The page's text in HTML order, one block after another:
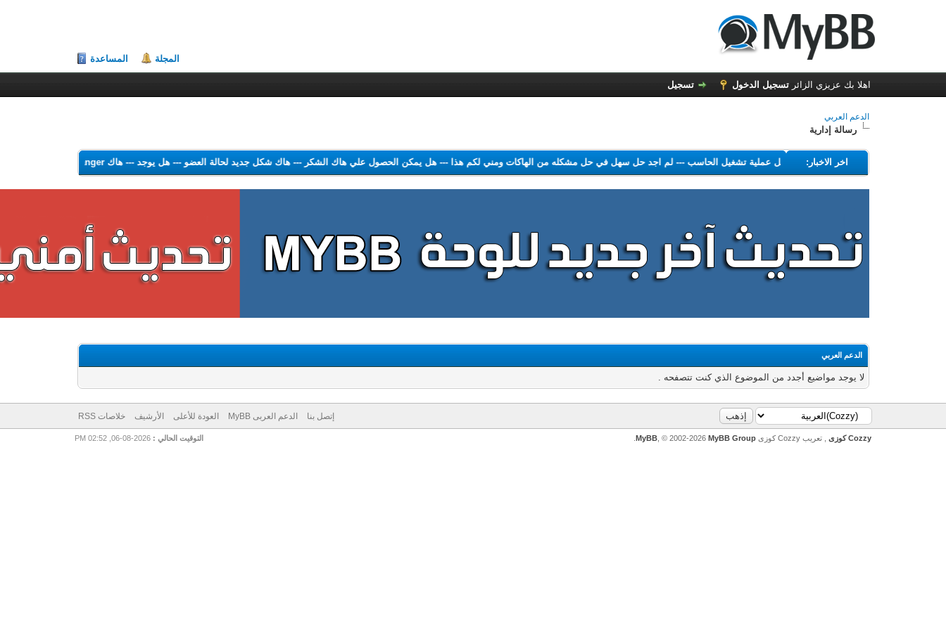
المجلة المساعدة
اهلا بك عزيزي الزائر تسجيل الدخول تسجيل
الدعم العربي
رسالة إدارية
اخر الاخبار:
البرامج التي تهدف إلى تعطيل عملية تشغيل الحاسب--- لم اجد حل سهل في حل مشكله من الهاكات ومني لكم هذا---هل يمكن الحصول علي هاك الشكر---هاك شكل جديد لحالة العضو---هل يوجد---هاك Theme Color Changer
الدعم العربي
لا يوجد مواضيع أجدد من الموضوع الذي كنت تتصفحه .
إتصل بنا الدعم العربى MyBB العودة للأعلى الأرشيف خلاصات RSS
التوقيت الحالي : 2026-08-06, 02:52 PM Cozzy كوزى , تعريب Cozzy كوزى MyBB , © 2002-2026MyBB Group
.